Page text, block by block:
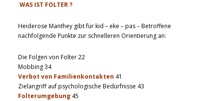
WAS IST FOLTER ?
Heiderose Manthey gibt für kid – eke – pas – Betroffene
nachfolgende Punkte zur schnelleren Orientierung an:
Die Folgen von Folter 22
Mobbing 34
Verbot von Familienkontakten 41
Zielangriff auf psychologische Bedürfnisse 43
Folterumgebung 45